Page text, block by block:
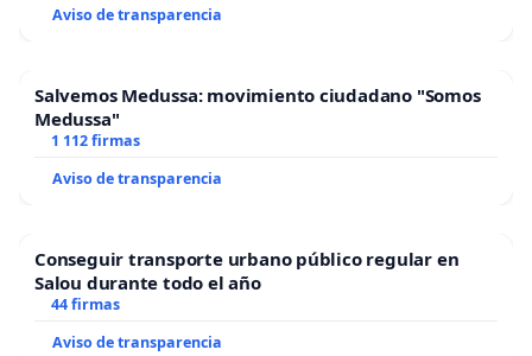
Aviso de transparencia
Salvemos Medussa: movimiento ciudadano "Somos
Medussa"
1 112 firmas
Aviso de transparencia
Conseguir transporte urbano público regular en
Salou durante todo el año
44 firmas
Aviso de transparencia